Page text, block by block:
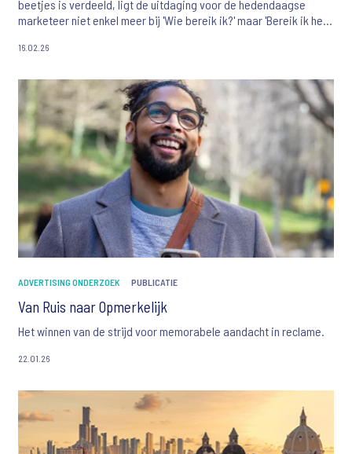
beetjes is verdeeld, ligt de uitdaging voor de hedendaagse
marketeer niet enkel meer bij 'Wie bereik ik?' maar 'Bereik ik hen
16.02.26
ADVERTISING ONDERZOEK PUBLICATIE
Van Ruis naar Opmerkelijk
Het winnen van de strijd voor memorabele aandacht in reclame.
22.01.26